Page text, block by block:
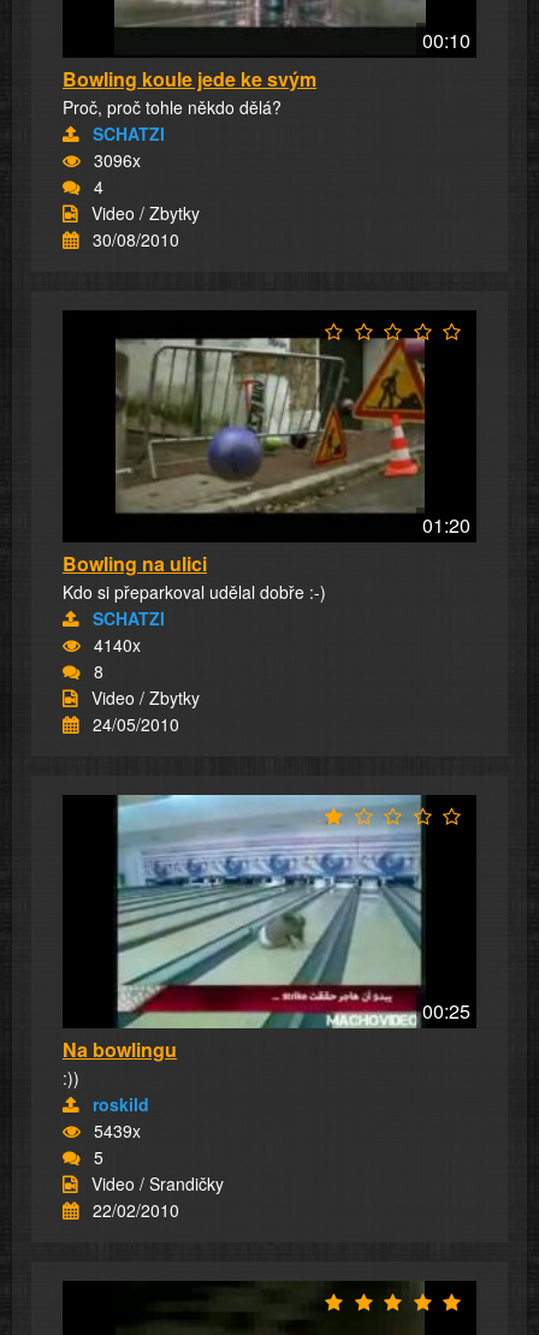
00:10
Bowling koule jede ke svým
Proč, proč tohle někdo dělá?
SCHATZI
3096x
4
Video / Zbytky
30/08/2010
01:20
Bowling na ulici
Kdo si přeparkoval udělal dobře :-)
SCHATZI
4140x
8
Video / Zbytky
24/05/2010
00:25
Na bowlingu
:))
roskild
5439x
5
Video / Srandičky
22/02/2010